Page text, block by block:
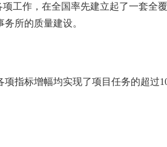
工作，在全国率先建立起了一套全
所的质量建设。
指标增幅均实现了项目任务的超过